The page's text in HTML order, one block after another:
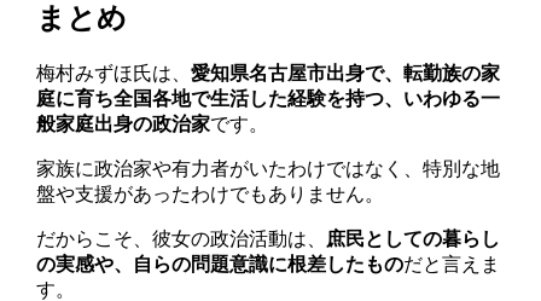
まとめ
梅村みずほ氏は、愛知県名古屋市出身で、転勤族の家
庭に育ち全国各地で生活した経験を持つ、いわゆる一
般家庭出身の政治家です。
家族に政治家や有力者がいたわけではなく、特別な地
盤や支援があったわけでもありません。
だからこそ、彼女の政治活動は、 庶民としての暮らし
の実感や、自らの問題意識に根差したものだと言えま
す。